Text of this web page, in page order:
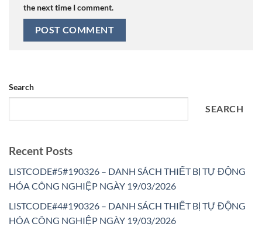
the next time I comment.
Search
SEARCH
Recent Posts
LISTCODE#5#190326 – DANH SÁCH THIẾT BỊ TỰ ĐỘNG
HÓA CÔNG NGHIỆP NGÀY 19/03/2026
LISTCODE#4#190326 – DANH SÁCH THIẾT BỊ TỰ ĐỘNG
HÓA CÔNG NGHIỆP NGÀY 19/03/2026